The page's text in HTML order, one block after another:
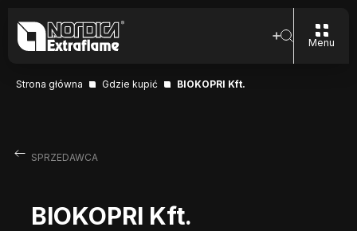
Menu
Strona główna Gdzie kupić BIOKOPRI Kft.
SPRZEDAWCA
BIOKOPRI Kft.